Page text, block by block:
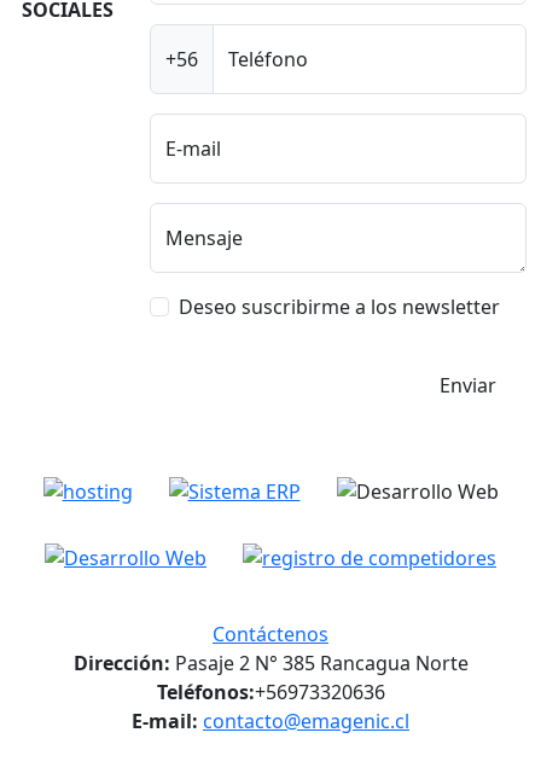
SOCIALES
+56 Teléfono
E-mail
Mensaje
Deseo suscribirme a los newsletter
Enviar
Contáctenos
Dirección: Pasaje 2 N° 385 Rancagua Norte
Teléfonos:+56973320636
E-mail: contacto@emagenic.cl